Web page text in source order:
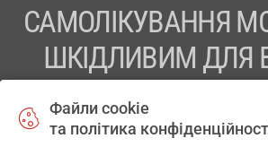
САМОЛІКУВАННЯ
ШКІДЛИВИМ ДЛЯ
ПЕРЕД ЗАСТОСУВАННЯМ ПРЕПАРАТУ
Файли cookie
та політика